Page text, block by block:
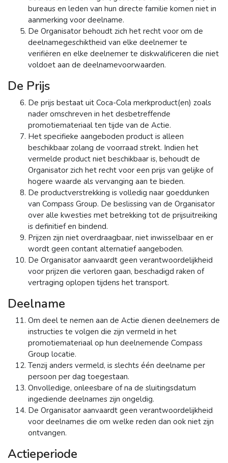
bureaus en leden van hun directe familie komen niet in
aanmerking voor deelname.
De Organisator behoudt zich het recht voor om de
deelnamegeschiktheid van elke deelnemer te
verifiëren en elke deelnemer te diskwalificeren die niet
voldoet aan de deelnamevoorwaarden.
De Prijs
De prijs bestaat uit Coca-Cola merkproduct(en) zoals
nader omschreven in het desbetreffende
promotiemateriaal ten tijde van de Actie.
Het specifieke aangeboden product is alleen
beschikbaar zolang de voorraad strekt. Indien het
vermelde product niet beschikbaar is, behoudt de
Organisator zich het recht voor een prijs van gelijke of
hogere waarde als vervanging aan te bieden.
De productverstrekking is volledig naar goeddunken
van Compass Group. De beslissing van de Organisator
over alle kwesties met betrekking tot de prijsuitreiking
is definitief en bindend.
Prijzen zijn niet overdraagbaar, niet inwisselbaar en er
wordt geen contant alternatief aangeboden.
De Organisator aanvaardt geen verantwoordelijkheid
voor prijzen die verloren gaan, beschadigd raken of
vertraging oplopen tijdens het transport.
Deelname
Om deel te nemen aan de Actie dienen deelnemers de
instructies te volgen die zijn vermeld in het
promotiemateriaal op hun deelnemende Compass
Group locatie.
Tenzij anders vermeld, is slechts één deelname per
persoon per dag toegestaan.
Onvolledige, onleesbare of na de sluitingsdatum
ingediende deelnames zijn ongeldig.
De Organisator aanvaardt geen verantwoordelijkheid
voor deelnames die om welke reden dan ook niet zijn
ontvangen.
Actieperiode